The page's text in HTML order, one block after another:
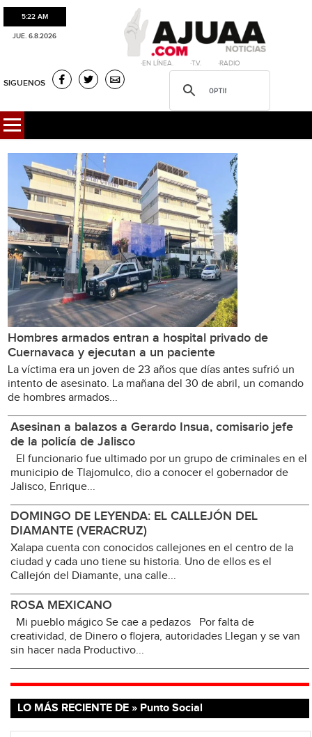
5:22 AM
JUE. 6.8.2026
·EN LÍNEA. ·T.V. ·RADIO
SIGUENOS
Hombres armados entran a hospital privado de
Cuernavaca y ejecutan a un paciente
La víctima era un joven de 23 años que días antes sufrió un
intento de asesinato. La mañana del 30 de abril, un comando
de hombres armados...
Asesinan a balazos a Gerardo Insua, comisario jefe
de la policía de Jalisco
El funcionario fue ultimado por un grupo de criminales en el
municipio de Tlajomulco, dio a conocer el gobernador de
Jalisco, Enrique...
DOMINGO DE LEYENDA: EL CALLEJÓN DEL
DIAMANTE (VERACRUZ)
Xalapa cuenta con conocidos callejones en el centro de la
ciudad y cada uno tiene su historia. Uno de ellos es el
Callejón del Diamante, una calle...
ROSA MEXICANO
Mi pueblo mágico Se cae a pedazos Por falta de
creatividad, de Dinero o flojera, autoridades Llegan y se van
sin hacer nada Productivo...
LO MÁS RECIENTE DE » Punto Social